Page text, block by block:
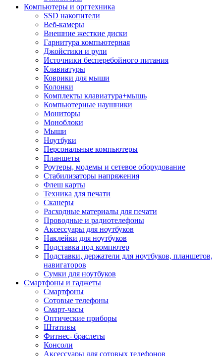
Компьютеры и оргтехника
SSD накопители
Веб-камеры
Внешние жесткие диски
Гарнитура компьютерная
Джойстики и рули
Источники бесперебойного питания
Клавиатуры
Коврики для мыши
Колонки
Комплекты клавиатура+мышь
Компьютерные наушники
Мониторы
Моноблоки
Мыши
Ноутбуки
Персональные компьютеры
Планшеты
Роутеры, модемы и сетевое оборудование
Стабилизаторы напряжения
Флеш карты
Техника для печати
Сканеры
Расходные материалы для печати
Проводные и радиотелефоны
Аксессуары для ноутбуков
Наклейки для ноутбуков
Подставка под компютер
Подставки, держатели для ноутбуков, планшетов,
навигаторов
Сумки для ноутбуков
Смартфоны и гаджеты
Смартфоны
Сотовые телефоны
Смарт-часы
Оптические приборы
Штативы
Фитнес- браслеты
Консоли
Аксессуары для сотовых телефонов